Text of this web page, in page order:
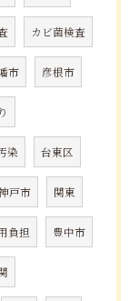
カビ菌検査
市 彦根市
染 台東区
戸市 関東
負担 豊中市